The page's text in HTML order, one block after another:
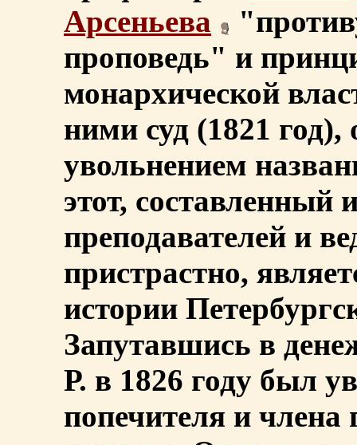
Арсеньева
проповедь" и
монархической
ними суд (1821
увольнением
этот, составленный
преподавателей и
пристрастно,
истории
Запутавшись в
Р. в 1826 году был
попечителя и члена